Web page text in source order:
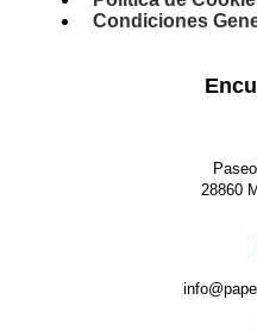
Condiciones
28860